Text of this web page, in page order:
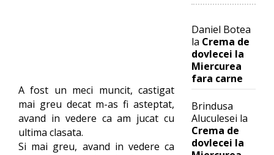
A fost un meci muncit, castigat
mai greu decat m-as fi asteptat,
avand in vedere ca am jucat cu
ultima clasata.
Si mai greu, avand in vedere ca
Daniel Botea
la Crema de
dovlecei la
Miercurea
fara carne
Brindusa
Aluculesei la
Crema de
dovlecei la